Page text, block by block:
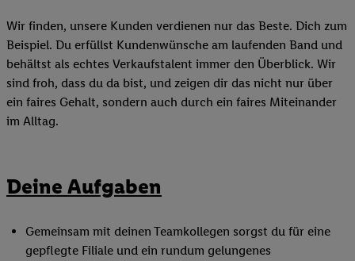
Wir finden, unsere Kunden verdienen nur das Beste. Dich zum
Beispiel. Du erfüllst Kundenwünsche am laufenden Band und
behältst als echtes Verkaufstalent immer den Überblick. Wir
sind froh, dass du da bist, und zeigen dir das nicht nur über
ein faires Gehalt, sondern auch durch ein faires Miteinander
im Alltag.
Deine Aufgaben
Gemeinsam mit deinen Teamkollegen sorgst du für eine
gepflegte Filiale und ein rundum gelungenes